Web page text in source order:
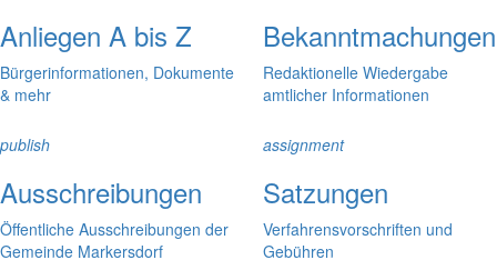
Anliegen A bis Z
Bürgerinformationen, Dokumente
& mehr
Bekanntmachungen
Redaktionelle Wiedergabe
amtlicher Informationen
publish
Ausschreibungen
Öffentliche Ausschreibungen der
Gemeinde Markersdorf
assignment
Satzungen
Verfahrensvorschriften und
Gebühren